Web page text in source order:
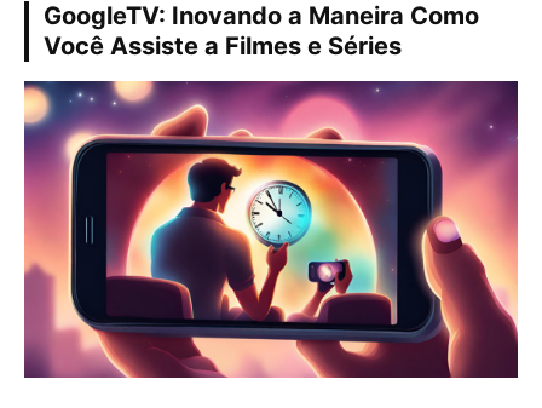
GoogleTV: Inovando a Maneira Como
Você Assiste a Filmes e Séries